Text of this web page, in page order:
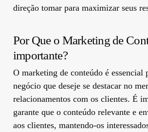
direção tomar para maximizar seus
Por Que o Marketing de
importante?
O marketing de conteúdo é essencial
negócio que deseje se destacar no
relacionamentos com os clientes. É
garante que o conteúdo relevante e
aos clientes, mantendo-os